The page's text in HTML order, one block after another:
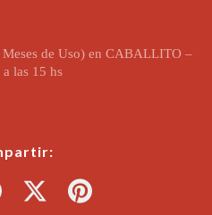
de Uso) en CABALLITO –
a las 15 hs